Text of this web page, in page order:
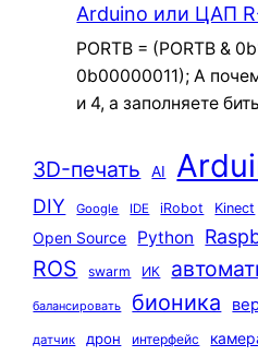
Arduino или ЦАП
PORTB = (PORTB &
0b00000011); А
и 4, а заполняете
3D-печать AI
DIY Google IDE iRobot Kinect
Open Source Python
ROS swarm ИК
балансировать бионика
датчик дрон интерфейс